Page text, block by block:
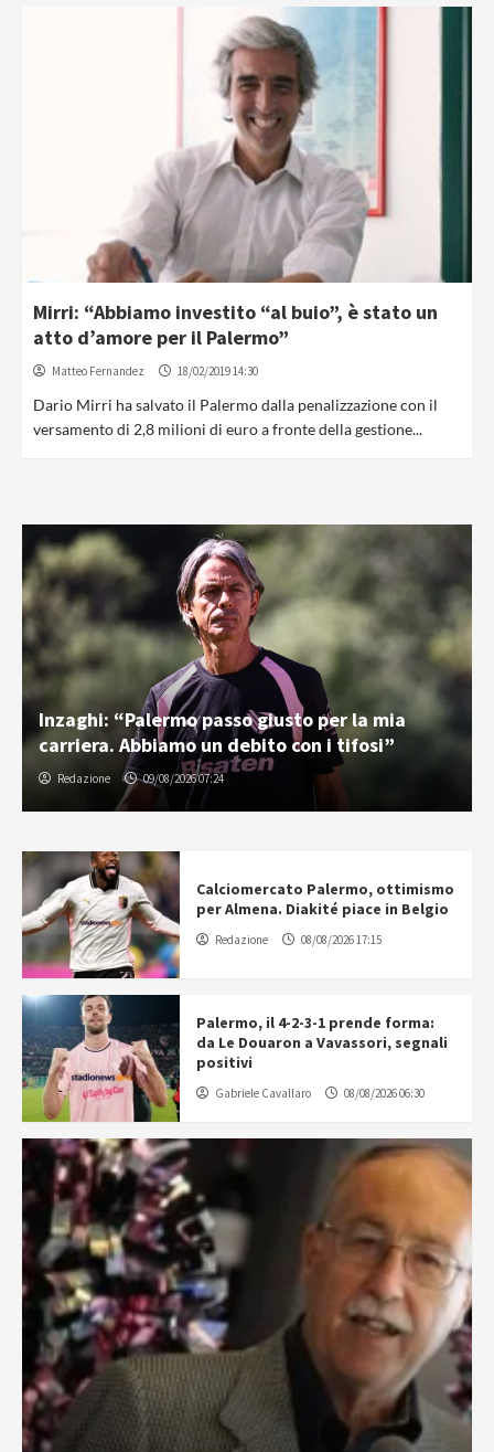
Mirri: “Abbiamo investito “al buio”, è stato un
atto d’amore per il Palermo”
Matteo Fernandez 18/02/2019 14:30
Dario Mirri ha salvato il Palermo dalla penalizzazione con il
versamento di 2,8 milioni di euro a fronte della gestione...
Inzaghi: “Palermo passo giusto per la mia
carriera. Abbiamo un debito con i tifosi”
Redazione 09/08/2026 07:24
Calciomercato Palermo, ottimismo
per Almena. Diakité piace in Belgio
Redazione 08/08/2026 17:15
Palermo, il 4-2-3-1 prende forma:
da Le Douaron a Vavassori, segnali
positivi
Gabriele Cavallaro 08/08/2026 06:30